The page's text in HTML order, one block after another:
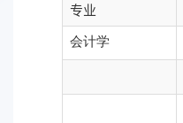
专业
会计学